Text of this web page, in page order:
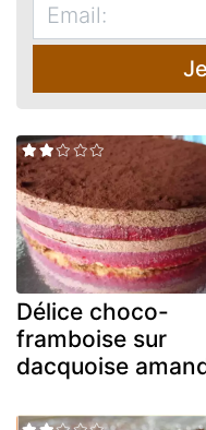
Délice choco-
framboise sur
dacquoise